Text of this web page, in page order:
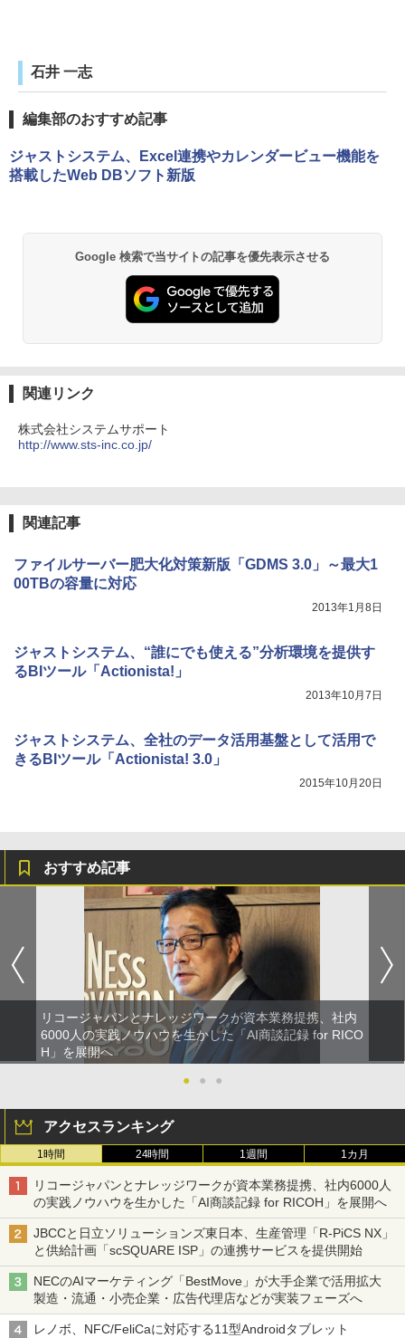
石井 一志
編集部のおすすめ記事
ジャストシステム、Excel連携やカレンダービュー機能を
搭載したWeb DBソフト新版
Google 検索で当サイトの記事を優先表示させる
関連リンク
株式会社システムサポート
http://www.sts-inc.co.jp/
関連記事
ファイルサーバー肥大化対策新版「GDMS 3.0」～最大1
00TBの容量に対応
2013年1月8日
ジャストシステム、“誰にでも使える”分析環境を提供す
るBIツール「Actionista!」
2013年10月7日
ジャストシステム、全社のデータ活用基盤として活用で
きるBIツール「Actionista! 3.0」
2015年10月20日
おすすめ記事
リコージャパンとナレッジワークが資本業務提携、社内
6000人の実践ノウハウを生かした「AI商談記録 for RICO
H」を展開へ
●
● ●
アクセスランキング
1時間 24時間 1週間 1カ月
リコージャパンとナレッジワークが資本業務提携、社内6000人
の実践ノウハウを生かした「AI商談記録 for RICOH」を展開へ
JBCCと日立ソリューションズ東日本、生産管理「R-PiCS NX」
と供給計画「scSQUARE ISP」の連携サービスを提供開始
NECのAIマーケティング「BestMove」が大手企業で活用拡大
製造・流通・小売企業・広告代理店などが実装フェーズへ
レノボ、NFC/FeliCaに対応する11型Androidタブレット